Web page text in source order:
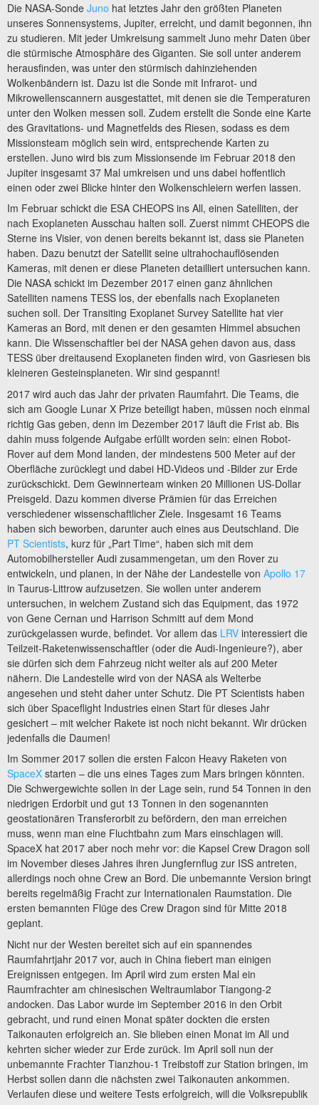
Die NASA-Sonde Juno hat letztes Jahr den größten Planeten
unseres Sonnensystems, Jupiter, erreicht, und damit begonnen, ihn
zu studieren. Mit jeder Umkreisung sammelt Juno mehr Daten über
die stürmische Atmosphäre des Giganten. Sie soll unter anderem
herausfinden, was unter den stürmisch dahinziehenden
Wolkenbändern ist. Dazu ist die Sonde mit Infrarot- und
Mikrowellenscannern ausgestattet, mit denen sie die Temperaturen
unter den Wolken messen soll. Zudem erstellt die Sonde eine Karte
des Gravitations- und Magnetfelds des Riesen, sodass es dem
Missionsteam möglich sein wird, entsprechende Karten zu
erstellen. Juno wird bis zum Missionsende im Februar 2018 den
Jupiter insgesamt 37 Mal umkreisen und uns dabei hoffentlich
einen oder zwei Blicke hinter den Wolkenschleiern werfen lassen.
Im Februar schickt die ESA CHEOPS ins All, einen Satelliten, der
nach Exoplaneten Ausschau halten soll. Zuerst nimmt CHEOPS die
Sterne ins Visier, von denen bereits bekannt ist, dass sie Planeten
haben. Dazu benutzt der Satellit seine ultrahochauflösenden
Kameras, mit denen er diese Planeten detailliert untersuchen kann.
Die NASA schickt im Dezember 2017 einen ganz ähnlichen
Satelliten namens TESS los, der ebenfalls nach Exoplaneten
suchen soll. Der Transiting Exoplanet Survey Satellite hat vier
Kameras an Bord, mit denen er den gesamten Himmel absuchen
kann. Die Wissenschaftler bei der NASA gehen davon aus, dass
TESS über dreitausend Exoplaneten finden wird, von Gasriesen bis
kleineren Gesteinsplaneten. Wir sind gespannt!
2017 wird auch das Jahr der privaten Raumfahrt. Die Teams, die
sich am Google Lunar X Prize beteiligt haben, müssen noch einmal
richtig Gas geben, denn im Dezember 2017 läuft die Frist ab. Bis
dahin muss folgende Aufgabe erfüllt worden sein: einen Robot-
Rover auf dem Mond landen, der mindestens 500 Meter auf der
Oberfläche zurücklegt und dabei HD-Videos und -Bilder zur Erde
zurückschickt. Dem Gewinnerteam winken 20 Millionen US-Dollar
Preisgeld. Dazu kommen diverse Prämien für das Erreichen
verschiedener wissenschaftlicher Ziele. Insgesamt 16 Teams
haben sich beworben, darunter auch eines aus Deutschland. Die
PT Scientists, kurz für „Part Time“, haben sich mit dem
Automobilhersteller Audi zusammengetan, um den Rover zu
entwickeln, und planen, in der Nähe der Landestelle von Apollo 17
in Taurus-Littrow aufzusetzen. Sie wollen unter anderem
untersuchen, in welchem Zustand sich das Equipment, das 1972
von Gene Cernan und Harrison Schmitt auf dem Mond
zurückgelassen wurde, befindet. Vor allem das LRV interessiert die
Teilzeit-Raketenwissenschaftler (oder die Audi-Ingenieure?), aber
sie dürfen sich dem Fahrzeug nicht weiter als auf 200 Meter
nähern. Die Landestelle wird von der NASA als Welterbe
angesehen und steht daher unter Schutz. Die PT Scientists haben
sich über Spaceflight Industries einen Start für dieses Jahr
gesichert – mit welcher Rakete ist noch nicht bekannt. Wir drücken
jedenfalls die Daumen!
Im Sommer 2017 sollen die ersten Falcon Heavy Raketen von
SpaceX starten – die uns eines Tages zum Mars bringen könnten.
Die Schwergewichte sollen in der Lage sein, rund 54 Tonnen in den
niedrigen Erdorbit und gut 13 Tonnen in den sogenannten
geostationären Transferorbit zu befördern, den man erreichen
muss, wenn man eine Fluchtbahn zum Mars einschlagen will.
SpaceX hat 2017 aber noch mehr vor: die Kapsel Crew Dragon soll
im November dieses Jahres ihren Jungfernflug zur ISS antreten,
allerdings noch ohne Crew an Bord. Die unbemannte Version bringt
bereits regelmäßig Fracht zur Internationalen Raumstation. Die
ersten bemannten Flüge des Crew Dragon sind für Mitte 2018
geplant.
Nicht nur der Westen bereitet sich auf ein spannendes
Raumfahrtjahr 2017 vor, auch in China fiebert man einigen
Ereignissen entgegen. Im April wird zum ersten Mal ein
Raumfrachter am chinesischen Weltraumlabor Tiangong-2
andocken. Das Labor wurde im September 2016 in den Orbit
gebracht, und rund einen Monat später dockten die ersten
Taikonauten erfolgreich an. Sie blieben einen Monat im All und
kehrten sicher wieder zur Erde zurück. Im April soll nun der
unbemannte Frachter Tianzhou-1 Treibstoff zur Station bringen, im
Herbst sollen dann die nächsten zwei Taikonauten ankommen.
Verlaufen diese und weitere Tests erfolgreich, will die Volksrepublik